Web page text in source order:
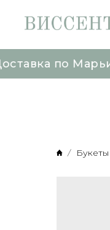
Марьино,
Марьино,
Букеты